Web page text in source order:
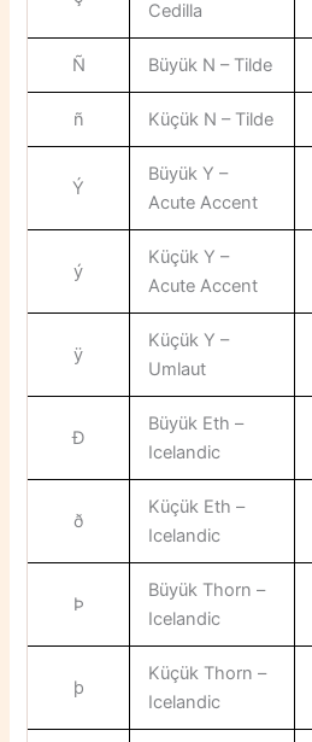
Cedilla
Ñ Büyük N – Tilde
ñ Küçük N – Tilde
Ý
Büyük Y –
Acute Accent
ý
Küçük Y –
Acute Accent
ÿ
Küçük Y –
Umlaut
Ð
Büyük Eth –
Icelandic
ð
Küçük Eth –
Icelandic
Þ
Büyük Thorn –
Icelandic
þ
Küçük Thorn –
Icelandic